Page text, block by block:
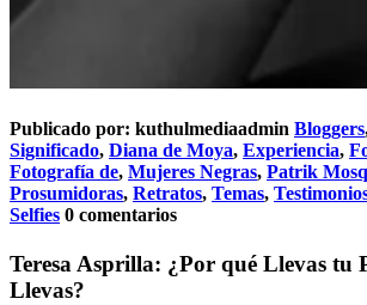
Publicado por: kuthulmediaadmin Bloggers
Significado, Diana de Moya, Experiencia,
Fotografía de, Mujeres Negras, Patrik
Prosumidoras, Retratos, Temas,
Selfies 0 comentarios
Teresa Asprilla: ¿Por qué Llevas tu
Llevas?